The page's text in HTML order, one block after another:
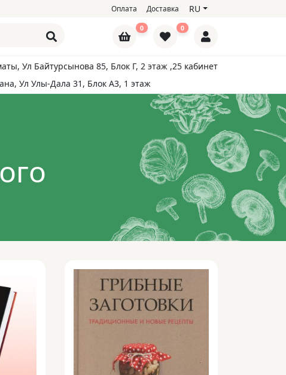
Оплата Доставка RU
0 0
Ул Байтурсынова 85, Блок Г, 2 этаж ,25 кабинет
Ул Улы-Дала 31, Блок А3, 1 этаж